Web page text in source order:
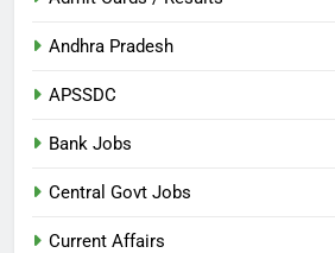
Andhra Pradesh
APSSDC
Bank Jobs
Central Govt Jobs
Current Affairs